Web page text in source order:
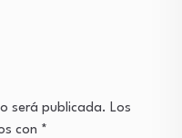
será publicada. Los
con *